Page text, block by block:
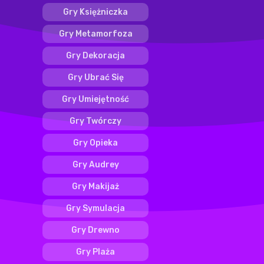
Gry Księżniczka
Gry Metamorfoza
Gry Dekoracja
Gry Ubrać Się
Gry Umiejętność
Gry Twórczy
Gry Opieka
Gry Audrey
Gry Makijaż
Gry Symulacja
Gry Drewno
Gry Plaża